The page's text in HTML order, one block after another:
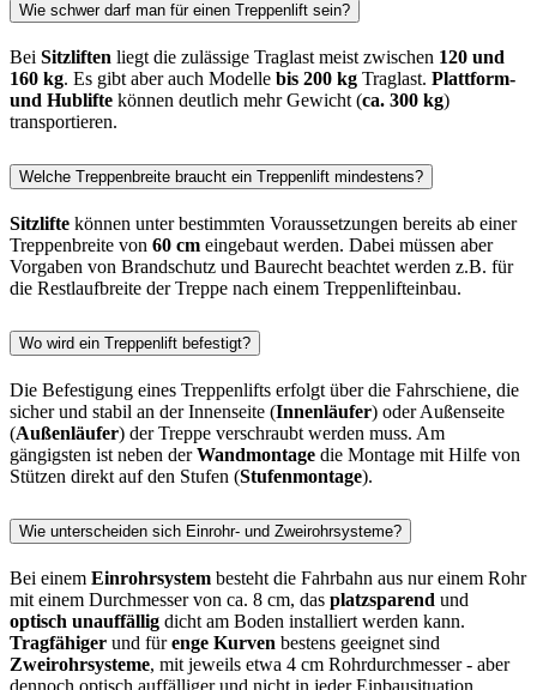
Wie schwer darf man für einen Treppenlift sein?
Bei Sitzliften liegt die zulässige Traglast meist zwischen 120 und
160 kg. Es gibt aber auch Modelle bis 200 kg Traglast. Plattform-
und Hublifte können deutlich mehr Gewicht (ca. 300 kg)
transportieren.
Welche Treppenbreite braucht ein Treppenlift mindestens?
Sitzlifte können unter bestimmten Voraussetzungen bereits ab einer
Treppenbreite von 60 cm eingebaut werden. Dabei müssen aber
Vorgaben von Brandschutz und Baurecht beachtet werden z.B. für
die Restlaufbreite der Treppe nach einem Treppenlifteinbau.
Wo wird ein Treppenlift befestigt?
Die Befestigung eines Treppenlifts erfolgt über die Fahrschiene, die
sicher und stabil an der Innenseite (Innenläufer) oder Außenseite
(Außenläufer) der Treppe verschraubt werden muss. Am
gängigsten ist neben derWandmontage die Montage mit Hilfe von
Stützen direkt auf den Stufen (Stufenmontage).
Wie unterscheiden sich Einrohr- und Zweirohrsysteme?
Bei einem Einrohrsystem besteht die Fahrbahn aus nur einem Rohr
mit einem Durchmesser von ca. 8 cm, das platzsparend und
optisch unauffällig dicht am Boden installiert werden kann.
Tragfähiger und fürenge Kurven bestens geeignet sind
Zweirohrsysteme, mit jeweils etwa 4 cm Rohrdurchmesser - aber
dennoch optisch auffälliger und nicht in jeder Einbausituation